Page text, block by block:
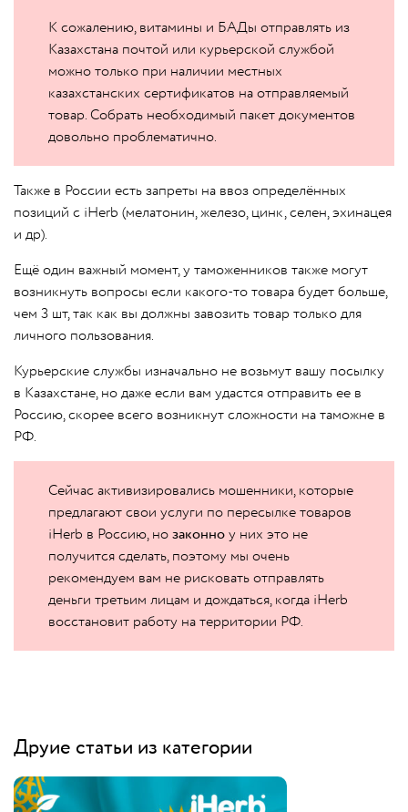
К сожалению, витамины и БАДы отправлять из
Казахстана почтой или курьерской службой
можно только при наличии местных
казахстанских сертификатов на отправляемый
товар. Собрать необходимый пакет документов
довольно проблематично.
Также в России есть запреты на ввоз определённых
позиций с iHerb (мелатонин, железо, цинк, селен, эхинацея
и др).
Ещё один важный момент, у таможенников также могут
возникнуть вопросы если какого-то товара будет больше,
чем 3 шт, так как вы должны завозить товар только для
личного пользования.
Курьерские службы изначально не возьмут вашу посылку
в Казахстане, но даже если вам удастся отправить ее в
Россию, скорее всего возникнут сложности на таможне в
РФ.
Сейчас активизировались мошенники, которые
предлагают свои услуги по пересылке товаров
iHerb в Россию, но законно у них это не
получится сделать, поэтому мы очень
рекомендуем вам не рисковать отправлять
деньги третьим лицам и дождаться, когда iHerb
восстановит работу на территории РФ.
Друие статьи из категории